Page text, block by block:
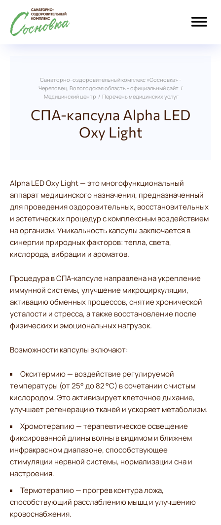
Санаторно-оздоровительный комплекс «Сосновка» -
Череповец, Вологодская область - официальный сайт /
Медицинский центр / Перечень медицинских услуг
СПА-капсула Alpha LED
Oxy Light
Alpha LED Oxy Light — это многофункциональный
аппарат медицинского назначения, предназначенный
для проведения оздоровительных, восстановительных
и эстетических процедур с комплексным воздействием
на организм. Уникальность капсулы заключается в
синергии природных факторов: тепла, света,
кислорода, вибрации и ароматов.
Процедура в СПА-капсуле направлена на укрепление
иммунной системы, улучшение микроциркуляции,
активацию обменных процессов, снятие хронической
усталости и стресса, а также восстановление после
физических и эмоциональных нагрузок.
Возможности капсулы включают:
Окситермию — воздействие регулируемой
температуры (от 25° до 82 °C) в сочетании с чистым
кислородом. Это активизирует клеточное дыхание,
улучшает регенерацию тканей и ускоряет метаболизм.
Хромотерапию — терапевтическое освещение
фиксированной длины волны в видимом и ближнем
инфракрасном диапазоне, способствующее
стимуляции нервной системы, нормализации сна и
настроения.
Термотерапию — прогрев контура ложа,
способствующий расслаблению мышц и улучшению
кровоснабжения.